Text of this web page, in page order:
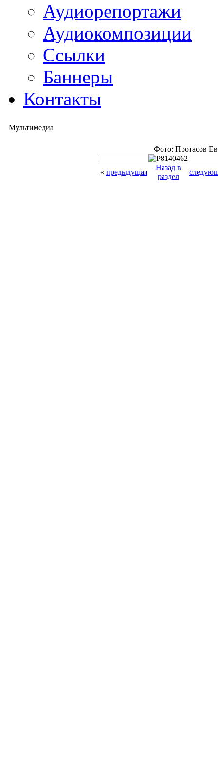
Аудиорепортажи
Аудиокомпозиции
Ссылки
Баннеры
Контакты
Мультимедиа
Фото: Протасов
« предыдущая
Назад в
раздел